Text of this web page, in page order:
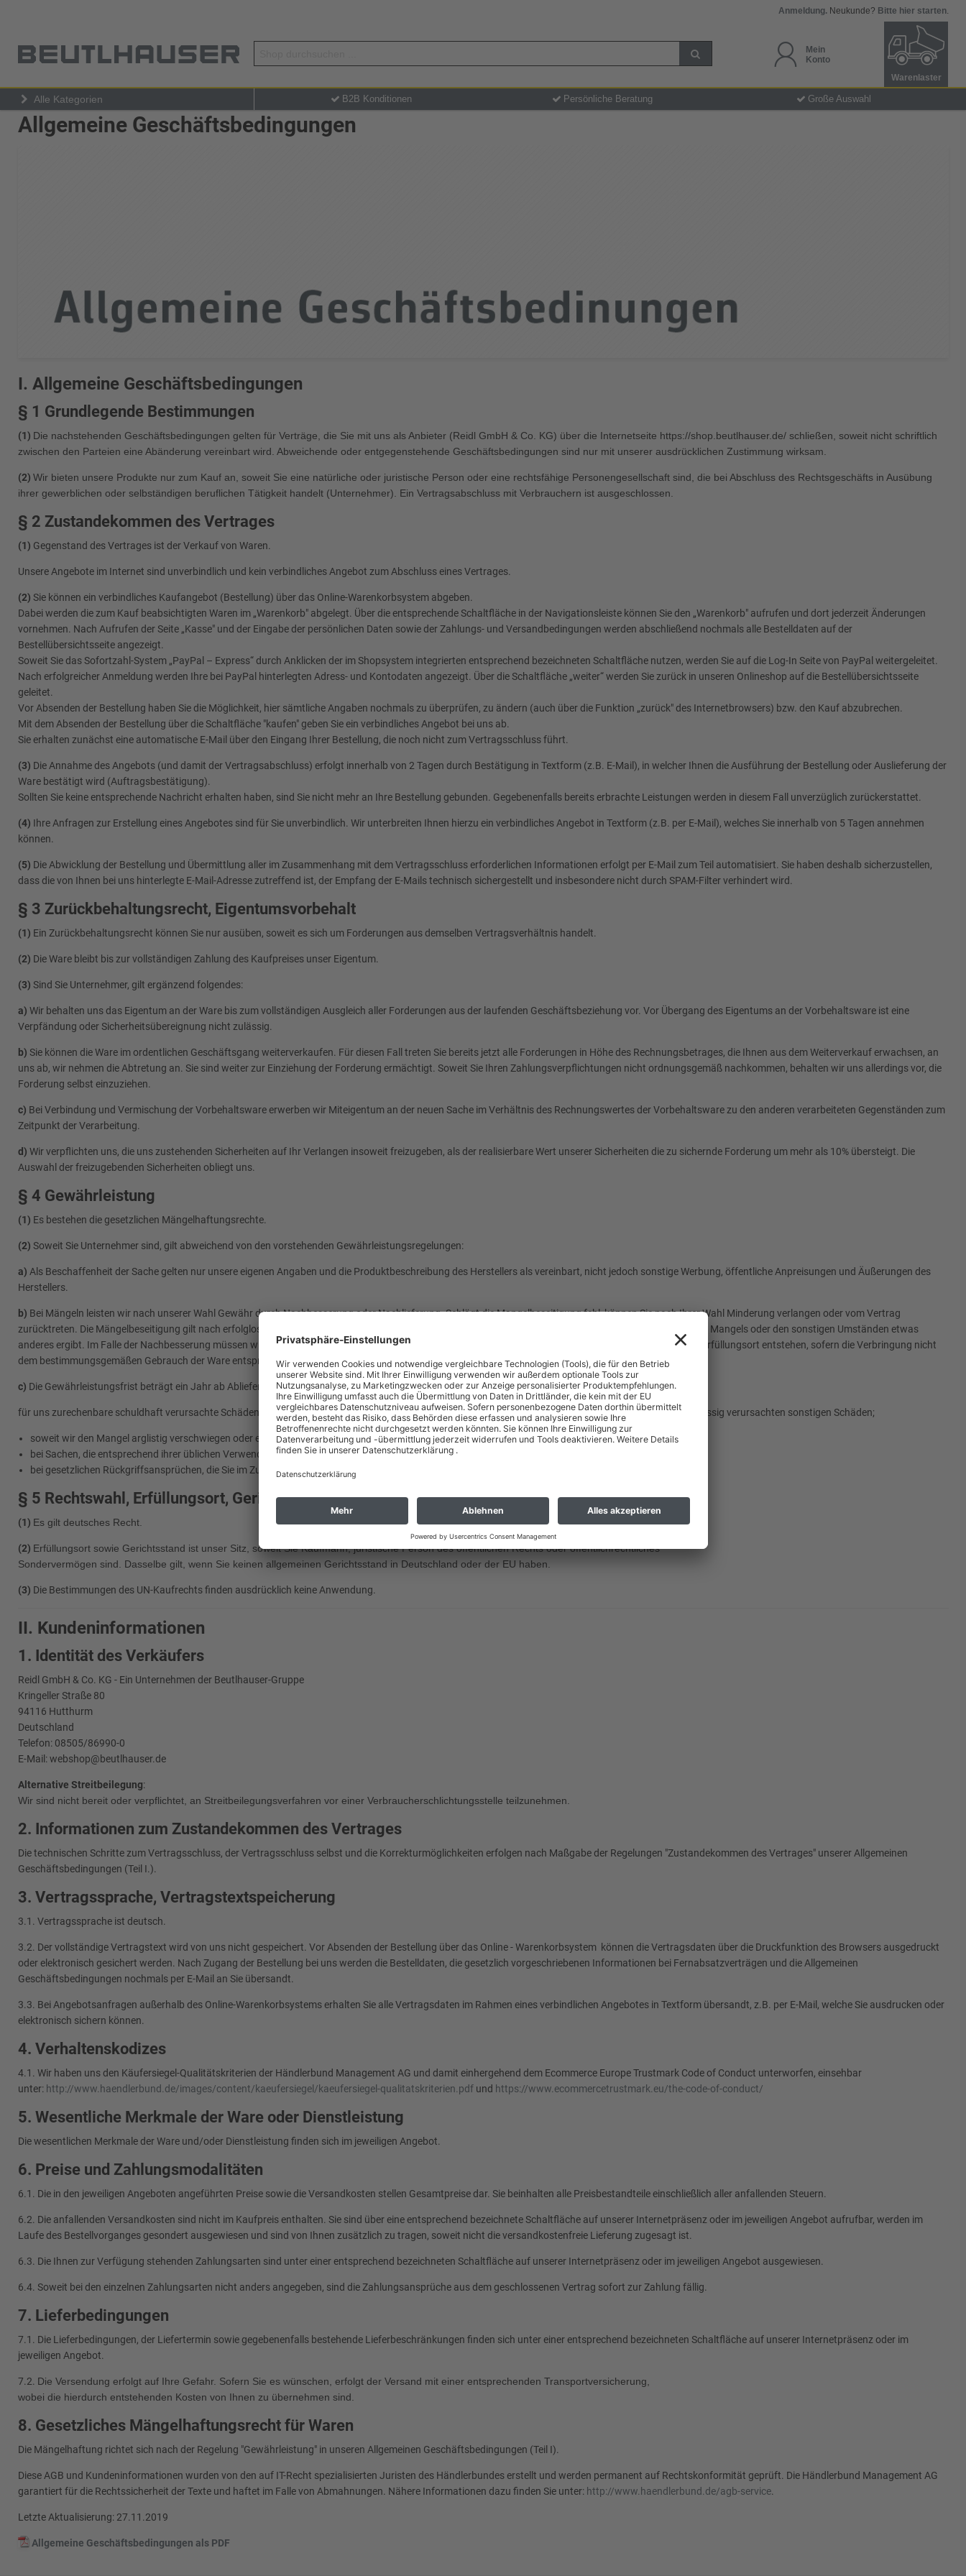
Anmeldung.Neukunde? Bitte hier starten.
Mein
Konto
Warenlaster
Alle Kategorien B2B Konditionen Persönliche Beratung Große Auswahl
Allgemeine Geschäftsbedingungen
I. Allgemeine Geschäftsbedingungen
§ 1 Grundlegende Bestimmungen
(1) Die nachstehenden Geschäftsbedingungen gelten für Verträge, die Sie mit uns als Anbieter (Reidl GmbH & Co. KG) über die Internetseite https://shop.beutlhauser.de/ schließen, soweit nicht schriftlich
zwischen den Parteien eine Abänderung vereinbart wird. Abweichende oder entgegenstehende Geschäftsbedingungen sind nur mit unserer ausdrücklichen Zustimmung wirksam.
(2) Wir bieten unsere Produkte nur zum Kauf an, soweit Sie eine natürliche oder juristische Person oder eine rechtsfähige Personengesellschaft sind, die bei Abschluss des Rechtsgeschäfts in Ausübung
ihrer gewerblichen oder selbständigen beruflichen Tätigkeit handelt (Unternehmer). Ein Vertragsabschluss mit Verbrauchern ist ausgeschlossen.
§ 2 Zustandekommen des Vertrages
(1) Gegenstand des Vertrages ist der Verkauf von Waren.
Unsere Angebote im Internet sind unverbindlich und kein verbindliches Angebot zum Abschluss eines Vertrages.
(2) Sie können ein verbindliches Kaufangebot (Bestellung) über das Online-Warenkorbsystem abgeben.
Dabei werden die zum Kauf beabsichtigten Waren im „Warenkorb" abgelegt. Über die entsprechende Schaltfläche in der Navigationsleiste können Sie den „Warenkorb" aufrufen und dort jederzeit Änderungen
vornehmen. Nach Aufrufen der Seite „Kasse" und der Eingabe der persönlichen Daten sowie der Zahlungs- und Versandbedingungen werden abschließend nochmals alle Bestelldaten auf der
Bestellübersichtsseite angezeigt.
Soweit Sie das Sofortzahl-System „PayPal – Express“ durch Anklicken der im Shopsystem integrierten entsprechend bezeichneten Schaltfläche nutzen, werden Sie auf die Log-In Seite von PayPal weitergeleitet.
Nach erfolgreicher Anmeldung werden Ihre bei PayPal hinterlegten Adress- und Kontodaten angezeigt. Über die Schaltfläche „weiter“ werden Sie zurück in unseren Onlineshop auf die Bestellübersichtsseite
geleitet.
Vor Absenden der Bestellung haben Sie die Möglichkeit, hier sämtliche Angaben nochmals zu überprüfen, zu ändern (auch über die Funktion „zurück" des Internetbrowsers) bzw. den Kauf abzubrechen.
Mit dem Absenden der Bestellung über die Schaltfläche "kaufen" geben Sie ein verbindliches Angebot bei uns ab.
Sie erhalten zunächst eine automatische E-Mail über den Eingang Ihrer Bestellung, die noch nicht zum Vertragsschluss führt.
(3) Die Annahme des Angebots (und damit der Vertragsabschluss) erfolgt innerhalb von 2 Tagen durch Bestätigung in Textform (z.B. E-Mail), in welcher Ihnen die Ausführung der Bestellung oder Auslieferung der
Ware bestätigt wird (Auftragsbestätigung).
Sollten Sie keine entsprechende Nachricht erhalten haben, sind Sie nicht mehr an Ihre Bestellung gebunden. Gegebenenfalls bereits erbrachte Leistungen werden in diesem Fall unverzüglich zurückerstattet.
(4) Ihre Anfragen zur Erstellung eines Angebotes sind für Sie unverbindlich. Wir unterbreiten Ihnen hierzu ein verbindliches Angebot in Textform (z.B. per E-Mail), welches Sie innerhalb von 5 Tagen annehmen
können.
(5) Die Abwicklung der Bestellung und Übermittlung aller im Zusammenhang mit dem Vertragsschluss erforderlichen Informationen erfolgt per E-Mail zum Teil automatisiert. Sie haben deshalb sicherzustellen,
dass die von Ihnen bei uns hinterlegte E-Mail-Adresse zutreffend ist, der Empfang der E-Mails technisch sichergestellt und insbesondere nicht durch SPAM-Filter verhindert wird.
§ 3 Zurückbehaltungsrecht, Eigentumsvorbehalt
(1) Ein Zurückbehaltungsrecht können Sie nur ausüben, soweit es sich um Forderungen aus demselben Vertragsverhältnis handelt.
(2) Die Ware bleibt bis zur vollständigen Zahlung des Kaufpreises unser Eigentum.
(3) Sind Sie Unternehmer, gilt ergänzend folgendes:
a) Wir behalten uns das Eigentum an der Ware bis zum vollständigen Ausgleich aller Forderungen aus der laufenden Geschäftsbeziehung vor. Vor Übergang des Eigentums an der Vorbehaltsware ist eine
Verpfändung oder Sicherheitsübereignung nicht zulässig.
b) Sie können die Ware im ordentlichen Geschäftsgang weiterverkaufen. Für diesen Fall treten Sie bereits jetzt alle Forderungen in Höhe des Rechnungsbetrages, die Ihnen aus dem Weiterverkauf erwachsen, an
uns ab, wir nehmen die Abtretung an. Sie sind weiter zur Einziehung der Forderung ermächtigt. Soweit Sie Ihren Zahlungsverpflichtungen nicht ordnungsgemäß nachkommen, behalten wir uns allerdings vor, die
Forderung selbst einzuziehen.
c) Bei Verbindung und Vermischung der Vorbehaltsware erwerben wir Miteigentum an der neuen Sache im Verhältnis des Rechnungswertes der Vorbehaltsware zu den anderen verarbeiteten Gegenständen zum
Zeitpunkt der Verarbeitung.
d) Wir verpflichten uns, die uns zustehenden Sicherheiten auf Ihr Verlangen insoweit freizugeben, als der realisierbare Wert unserer Sicherheiten die zu sichernde Forderung um mehr als 10% übersteigt. Die
Auswahl der freizugebenden Sicherheiten obliegt uns.
§ 4 Gewährleistung
(1) Es bestehen die gesetzlichen Mängelhaftungsrechte.
(2) Soweit Sie Unternehmer sind, gilt abweichend von den vorstehenden Gewährleistungsregelungen:
a) Als Beschaffenheit der Sache gelten nur unsere eigenen Angaben und die Produktbeschreibung des Herstellers als vereinbart, nicht jedoch sonstige Werbung, öffentliche Anpreisungen und Äußerungen des
Herstellers.
b) Bei Mängeln leisten wir nach unserer Wahl Gewähr durch Nachbesserung oder Nachlieferung. Schlägt die Mangelbeseitigung fehl, können Sie nach Ihrer Wahl Minderung verlangen oder vom Vertrag
zurücktreten. Die Mängelbeseitigung gilt nach erfolglosem zweiten Versuch als fehlgeschlagen, wenn sich nicht insbesondere aus der Art der Sache oder des Mangels oder den sonstigen Umständen etwas
anderes ergibt. Im Falle der Nachbesserung müssen wir nicht die erhöhten Kosten tragen, die durch die Verbringung der Ware an einen anderen Ort als den Erfüllungsort entstehen, sofern die Verbringung nicht
dem bestimmungsgemäßen Gebrauch der Ware entspricht.
c) Die Gewährleistungsfrist beträgt ein Jahr ab Ablieferung der Ware. Die Fristverkürzung gilt nicht:
für uns zurechenbare schuldhaft verursachte Schäden aus der Verletzung des Lebens, des Körpers oder der Gesundheit und bei vorsätzlich oder grob fahrlässig verursachten sonstigen Schäden;
soweit wir den Mangel arglistig verschwiegen oder eine Garantie für die Beschaffenheit der Sache übernommen haben;
bei Sachen, die entsprechend ihrer üblichen Verwendungsweise für ein Bauwerk verwendet worden sind und dessen Mangelhaftigkeit verursacht haben;
bei gesetzlichen Rückgriffsansprüchen, die Sie im Zusammenhang mit Mängelrechten gegen uns haben.
§ 5 Rechtswahl, Erfüllungsort, Gerichtsstand
(1) Es gilt deutsches Recht.
(2) Erfüllungsort sowie Gerichtsstand ist unser Sitz, soweit Sie Kaufmann, juristische Person des öffentlichen Rechts oder öffentlichrechtliches
Sondervermögen sind. Dasselbe gilt, wenn Sie keinen allgemeinen Gerichtsstand in Deutschland oder der EU haben.
(3) Die Bestimmungen des UN-Kaufrechts finden ausdrücklich keine Anwendung.
II. Kundeninformationen
1. Identität des Verkäufers
Reidl GmbH & Co. KG - Ein Unternehmen der Beutlhauser-Gruppe
Kringeller Straße 80
94116 Hutthurm
Deutschland
Telefon: 08505/86990-0
E-Mail: webshop@beutlhauser.de
Alternative Streitbeilegung:
Wir sind nicht bereit oder verpflichtet, an Streitbeilegungsverfahren vor einer Verbraucherschlichtungsstelle teilzunehmen.
2. Informationen zum Zustandekommen des Vertrages
Die technischen Schritte zum Vertragsschluss, der Vertragsschluss selbst und die Korrekturmöglichkeiten erfolgen nach Maßgabe der Regelungen "Zustandekommen des Vertrages" unserer Allgemeinen
Geschäftsbedingungen (Teil I.).
3. Vertragssprache, Vertragstextspeicherung
3.1. Vertragssprache ist deutsch.
3.2. Der vollständige Vertragstext wird von uns nicht gespeichert. Vor Absenden der Bestellung über das Online - Warenkorbsystem können die Vertragsdaten über die Druckfunktion des Browsers ausgedruckt
oder elektronisch gesichert werden. Nach Zugang der Bestellung bei uns werden die Bestelldaten, die gesetzlich vorgeschriebenen Informationen bei Fernabsatzverträgen und die Allgemeinen
Geschäftsbedingungen nochmals per E-Mail an Sie übersandt.
3.3. Bei Angebotsanfragen außerhalb des Online-Warenkorbsystems erhalten Sie alle Vertragsdaten im Rahmen eines verbindlichen Angebotes in Textform übersandt, z.B. per E-Mail, welche Sie ausdrucken oder
elektronisch sichern können.
4. Verhaltenskodizes
4.1. Wir haben uns den Käufersiegel-Qualitätskriterien der Händlerbund Management AG und damit einhergehend dem Ecommerce Europe Trustmark Code of Conduct unterworfen, einsehbar
unter: http://www.haendlerbund.de/images/content/kaeufersiegel/kaeufersiegel-qualitatskriterien.pdfund https://www.ecommercetrustmark.eu/the-code-of-conduct/
5. Wesentliche Merkmale der Ware oder Dienstleistung
Die wesentlichen Merkmale der Ware und/oder Dienstleistung finden sich im jeweiligen Angebot.
6. Preise und Zahlungsmodalitäten
6.1. Die in den jeweiligen Angeboten angeführten Preise sowie die Versandkosten stellen Gesamtpreise dar. Sie beinhalten alle Preisbestandteile einschließlich aller anfallenden Steuern.
6.2. Die anfallenden Versandkosten sind nicht im Kaufpreis enthalten. Sie sind über eine entsprechend bezeichnete Schaltfläche auf unserer Internetpräsenz oder im jeweiligen Angebot aufrufbar, werden im
Laufe des Bestellvorganges gesondert ausgewiesen und sind von Ihnen zusätzlich zu tragen, soweit nicht die versandkostenfreie Lieferung zugesagt ist.
6.3. Die Ihnen zur Verfügung stehenden Zahlungsarten sind unter einer entsprechend bezeichneten Schaltfläche auf unserer Internetpräsenz oder im jeweiligen Angebot ausgewiesen.
6.4. Soweit bei den einzelnen Zahlungsarten nicht anders angegeben, sind die Zahlungsansprüche aus dem geschlossenen Vertrag sofort zur Zahlung fällig.
7. Lieferbedingungen
7.1. Die Lieferbedingungen, der Liefertermin sowie gegebenenfalls bestehende Lieferbeschränkungen finden sich unter einer entsprechend bezeichneten Schaltfläche auf unserer Internetpräsenz oder im
jeweiligen Angebot.
7.2. Die Versendung erfolgt auf Ihre Gefahr. Sofern Sie es wünschen, erfolgt der Versand mit einer entsprechenden Transportversicherung,
wobei die hierdurch entstehenden Kosten von Ihnen zu übernehmen sind.
8. Gesetzliches Mängelhaftungsrecht für Waren
Die Mängelhaftung richtet sich nach der Regelung "Gewährleistung" in unseren Allgemeinen Geschäftsbedingungen (Teil I).
Diese AGB und Kundeninformationen wurden von den auf IT-Recht spezialisierten Juristen des Händlerbundes erstellt und werden permanent auf Rechtskonformität geprüft. Die Händlerbund Management AG
garantiert für die Rechtssicherheit der Texte und haftet im Falle von Abmahnungen. Nähere Informationen dazu finden Sie unter: http://www.haendlerbund.de/agb-service.
Letzte Aktualisierung: 27.11.2019
Allgemeine Geschäftsbedingungen als PDF